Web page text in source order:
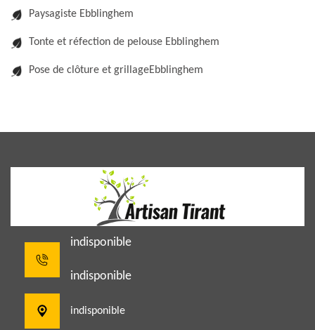
Paysagiste Ebblinghem
Tonte et réfection de pelouse Ebblinghem
Pose de clôture et grillageEbblinghem
indisponible
indisponible
indisponible